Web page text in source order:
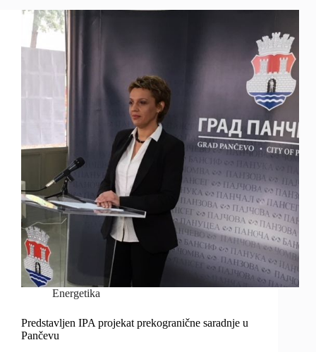
Energetika
Predstavljen IPA projekat prekogranične saradnje u
Pančevu